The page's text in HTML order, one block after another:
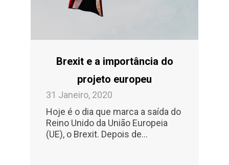
Brexit e a importância do
projeto europeu
31 Janeiro, 2020
Hoje é o dia que marca a saída do
Reino Unido da União Europeia
(UE), o Brexit. Depois de...